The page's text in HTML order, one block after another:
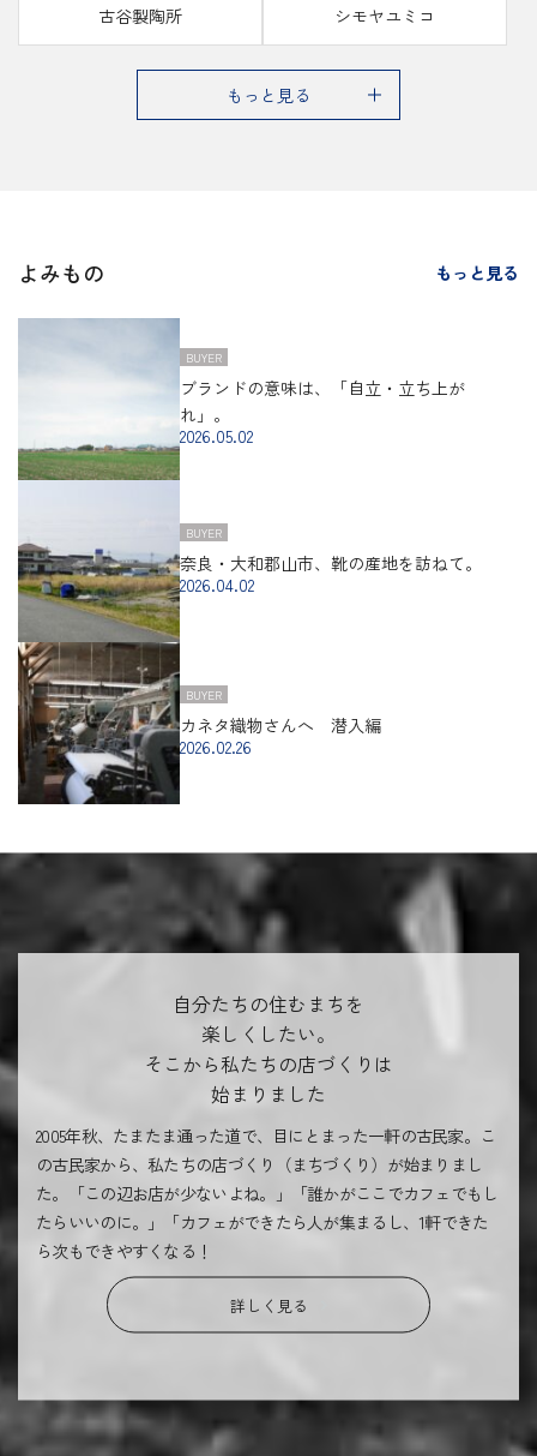
古谷製陶所 シモヤユミコ
もっと見る
よみもの もっと見る
BUYER
ブランドの意味は、「自立・立ち上が
れ」。
2026.05.02
BUYER
奈良・大和郡山市、靴の産地を訪ねて。
2026.04.02
BUYER
カネタ織物さんへ 潜入編
2026.02.26
自分たちの住むまちを
楽しくしたい。
そこから私たちの店づくりは
始まりました
2005年秋、たまたま通った道で、目にとまった一軒の古民家。こ
の古民家から、私たちの店づくり（まちづくり）が始まりまし
た。「この辺お店が少ないよね。」「誰かがここでカフェでもし
たらいいのに。」「カフェができたら人が集まるし、1軒できた
ら次もできやすくなる！
詳しく見る